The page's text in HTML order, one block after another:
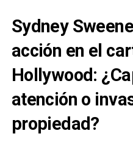
Sydney
acción en el
Hollywood:
atención o
propiedad?